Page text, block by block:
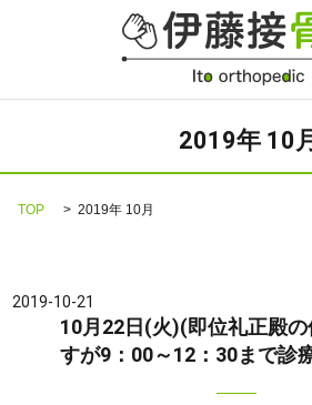
2019年 10月
TOP 2019年 10月
2019-10-21
10月22日(火)(即位礼正殿
すが9：00～12：30まで診